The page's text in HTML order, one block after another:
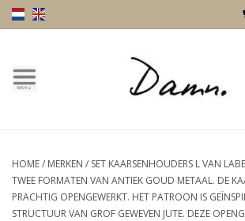
Home
Nieuw!
Skulls
HOME/ MERKEN / SET KAARSENHOUDERS L VAN
TWEE FORMATEN VAN ANTIEK GOUD METAAL. DE
PRACHTIG OPENGEWERKT. HET PATROON IS
STRUCTUUR VAN GROF GEWEVEN JUTE. DEZE